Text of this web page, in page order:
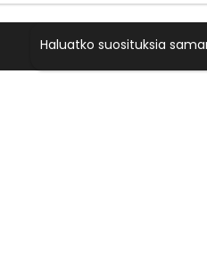
Haluatko suosituksia